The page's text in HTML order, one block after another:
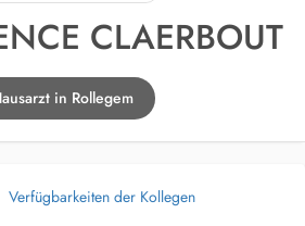
CLAERBOUT
in Rollegem
Verfügbarkeiten der Kollegen